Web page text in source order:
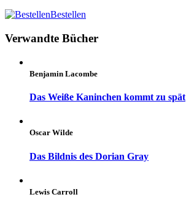
Bestellen
Verwandte Bücher
Benjamin Lacombe
Das Weiße Kaninchen kommt zu spät
Oscar Wilde
Das Bildnis des Dorian Gray
Lewis Carroll